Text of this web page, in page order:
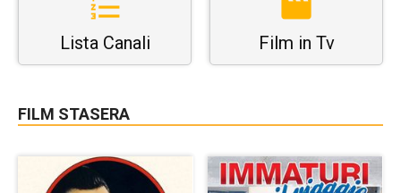
Lista Canali Film in Tv
FILM STASERA